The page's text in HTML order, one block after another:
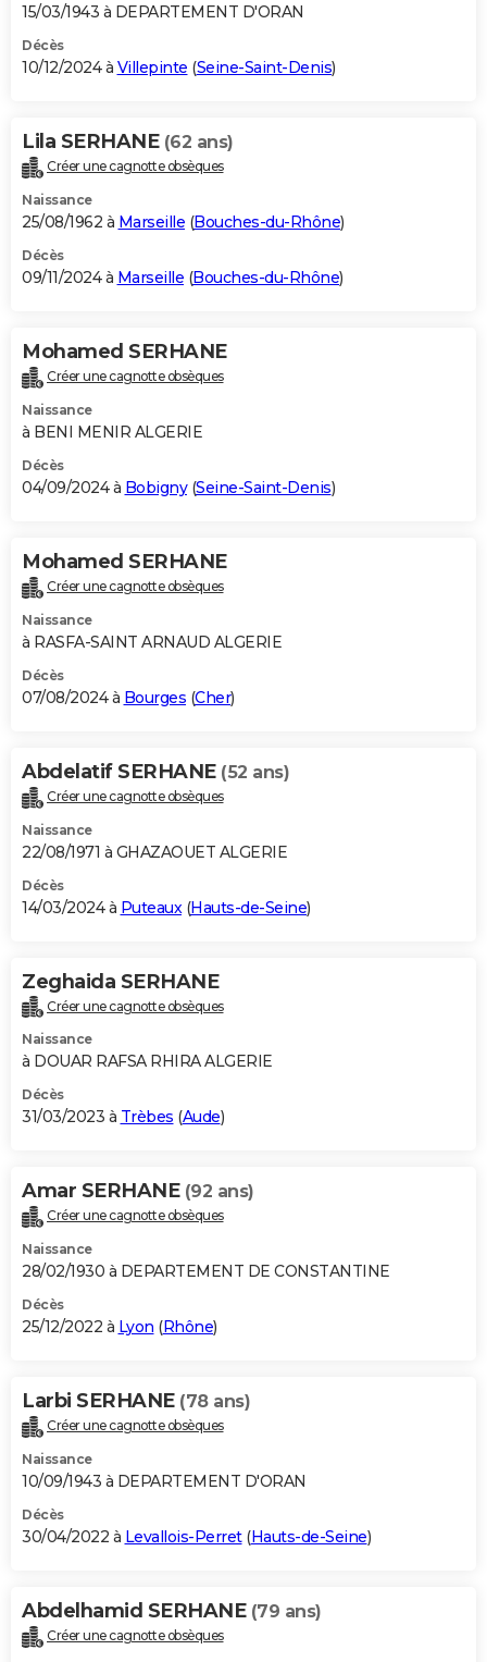
15/03/1943 à DEPARTEMENT D'ORAN
Décès
10/12/2024 à Villepinte (Seine-Saint-Denis)
Lila SERHANE (62 ans)
Créer une cagnotte obsèques
Naissance
25/08/1962 à Marseille (Bouches-du-Rhône)
Décès
09/11/2024 à Marseille (Bouches-du-Rhône)
Mohamed SERHANE
Créer une cagnotte obsèques
Naissance
à BENI MENIR ALGERIE
Décès
04/09/2024 à Bobigny(Seine-Saint-Denis)
Mohamed SERHANE
Créer une cagnotte obsèques
Naissance
à RASFA-SAINT ARNAUD ALGERIE
Décès
07/08/2024 à Bourges (Cher)
Abdelatif SERHANE (52 ans)
Créer une cagnotte obsèques
Naissance
22/08/1971 à GHAZAOUET ALGERIE
Décès
14/03/2024 à Puteaux (Hauts-de-Seine)
Zeghaida SERHANE
Créer une cagnotte obsèques
Naissance
à DOUAR RAFSA RHIRA ALGERIE
Décès
31/03/2023 à Trèbes (Aude)
Amar SERHANE (92 ans)
Créer une cagnotte obsèques
Naissance
28/02/1930 à DEPARTEMENT DE CONSTANTINE
Décès
25/12/2022 à Lyon (Rhône)
Larbi SERHANE (78 ans)
Créer une cagnotte obsèques
Naissance
10/09/1943 à DEPARTEMENT D'ORAN
Décès
30/04/2022 à Levallois-Perret(Hauts-de-Seine)
Abdelhamid SERHANE (79 ans)
Créer une cagnotte obsèques